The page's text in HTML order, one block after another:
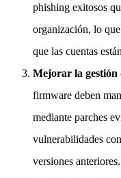
phishing exitosos
organización, lo
que las cuentas
Mejorar la gestión
firmware deben
mediante parches
vulnerabilidades
versiones anteriores.